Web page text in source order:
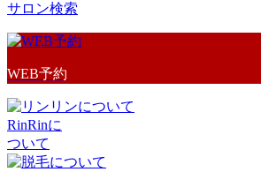
サロン検索
WEB予約
RinRinに
ついて